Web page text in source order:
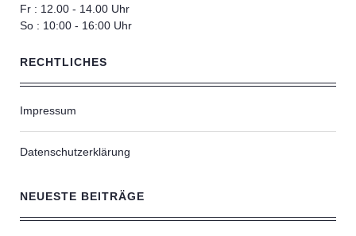
Fr : 12.00 - 14.00 Uhr
So : 10:00 - 16:00 Uhr
RECHTLICHES
Impressum
Datenschutzerklärung
NEUESTE BEITRÄGE